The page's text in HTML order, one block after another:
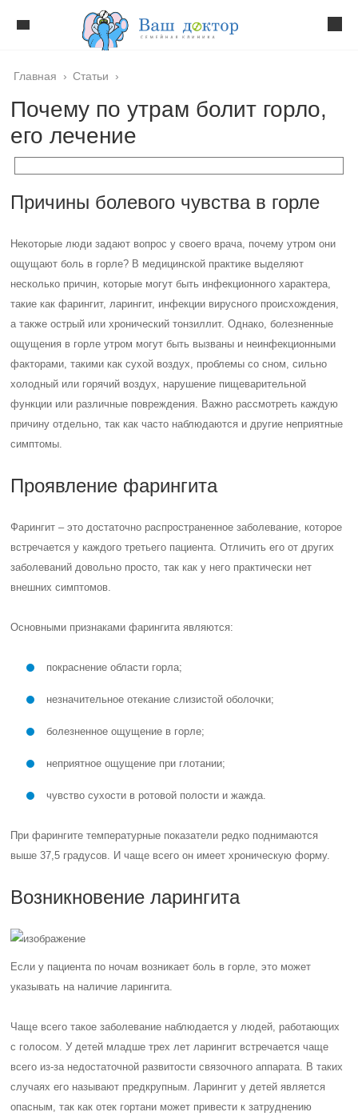
Главная › Статьи ›
Почему по утрам болит горло,
его лечение
Причины болевого чувства в горле
Некоторые люди задают вопрос у своего врача, почему утром они
ощущают боль в горле? В медицинской практике выделяют
несколько причин, которые могут быть инфекционного характера,
такие как фарингит, ларингит, инфекции вирусного происхождения,
а также острый или хронический тонзиллит. Однако, болезненные
ощущения в горле утром могут быть вызваны и неинфекционными
факторами, такими как сухой воздух, проблемы со сном, сильно
холодный или горячий воздух, нарушение пищеварительной
функции или различные повреждения. Важно рассмотреть каждую
причину отдельно, так как часто наблюдаются и другие неприятные
симптомы.
Проявление фарингита
Фарингит – это достаточно распространенное заболевание, которое
встречается у каждого третьего пациента. Отличить его от других
заболеваний довольно просто, так как у него практически нет
внешних симптомов.
Основными признаками фарингита являются:
покраснение области горла;
незначительное отекание слизистой оболочки;
болезненное ощущение в горле;
неприятное ощущение при глотании;
чувство сухости в ротовой полости и жажда.
При фарингите температурные показатели редко поднимаются
выше 37,5 градусов. И чаще всего он имеет хроническую форму.
Возникновение ларингита
Если у пациента по ночам возникает боль в горле, это может
указывать на наличие ларингита.
Чаще всего такое заболевание наблюдается у людей, работающих
с голосом. У детей младше трех лет ларингит встречается чаще
всего из-за недостаточной развитости связочного аппарата. В таких
случаях его называют предкрупным. Ларингит у детей является
опасным, так как отек гортани может привести к затруднению